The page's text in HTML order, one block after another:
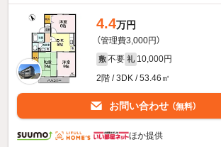
4.4万円
（管理費3,000円）
敷 不要 礼 10,000円
2階 / 3DK / 53.46㎡
お問い合わせ （無料）
ほか提供